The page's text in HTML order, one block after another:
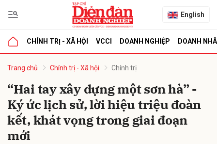
English
CHÍNH TRỊ - XÃ HỘI VCCI DOANH NGHIỆP DOANH
Trang chủ Chính trị - Xã hội Chính trị
“Hai tay xây dựng một sơn hà” -
Ký ức lịch sử, lời hiệu triệu đoàn
kết, khát vọng trong giai đoạn
mới
luận